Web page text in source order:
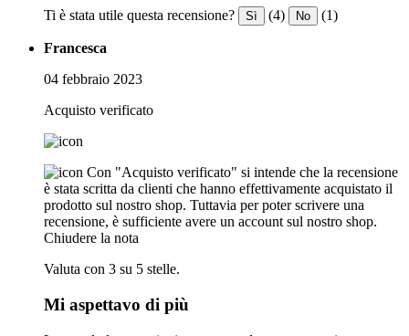
Ti è stata utile questa recensione? Sì (4) No (1)
Francesca
04 febbraio 2023
Acquisto verificato
Con "Acquisto verificato" si intende che la recensione
è stata scritta da clienti che hanno effettivamente acquistato il
prodotto sul nostro shop. Tuttavia per poter scrivere una
recensione, è sufficiente avere un account sul nostro shop.
Chiudere la nota
Valuta con 3 su 5 stelle.
Mi aspettavo di più